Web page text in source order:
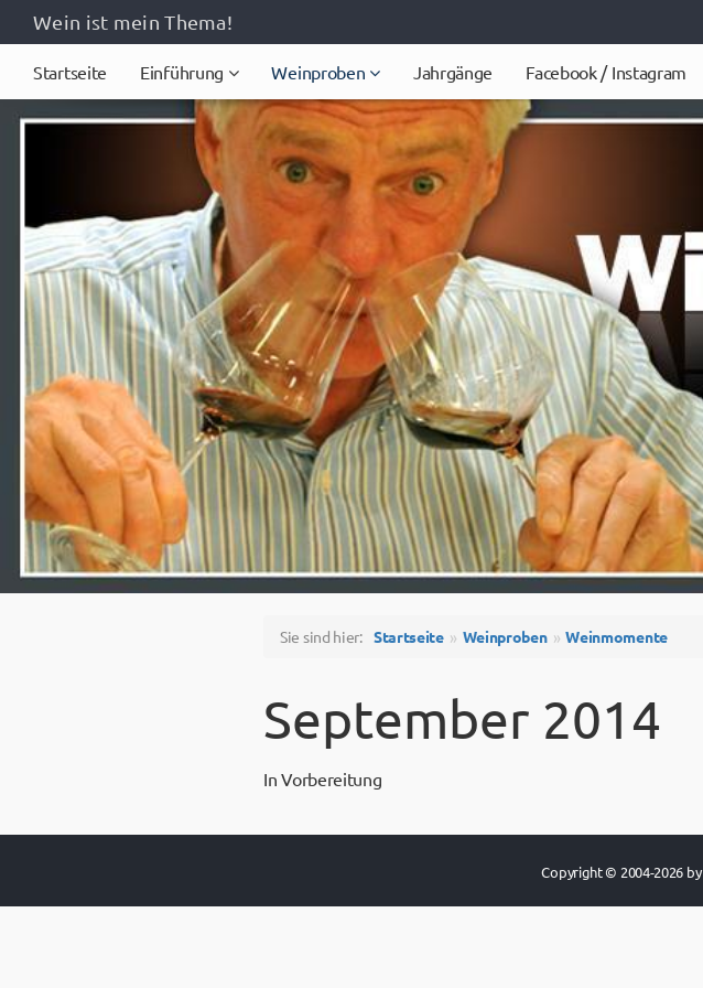
Wein ist mein Thema!
Startseite Einführung Weinproben Jahrgänge Facebook / Instagram
Sie sind hier: Startseite Weinproben Weinmomente
September 2014
In Vorbereitung
Copyright © 2004-2026 by